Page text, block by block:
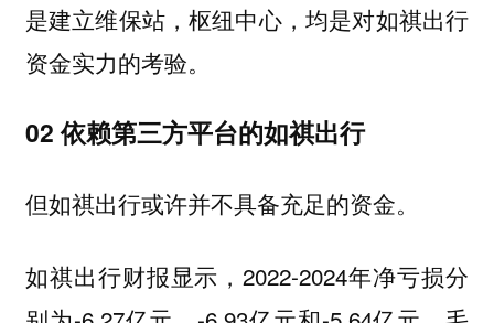
是建立维保站，枢纽中心，均是对如祺出行
资金实力的考验。
02 依赖第三方平台的如祺出行
但如祺出行或许并不具备充足的资金。
如祺出行财报显示，2022-2024年净亏损分